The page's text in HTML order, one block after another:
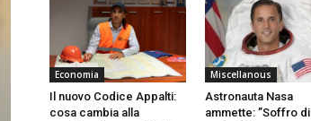
Economia
Il nuovo Codice Appalti:
cosa cambia alla
Miscellanous
Astronauta Nasa
ammette: ”Soffro di